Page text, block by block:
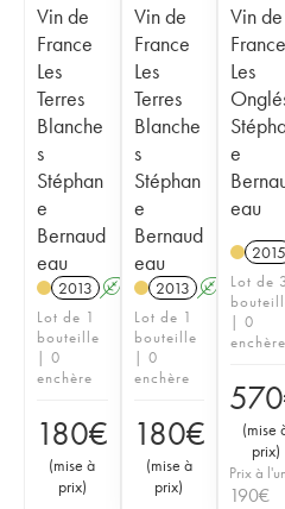
Vin de
France
Les
Terres
Blanche
s
Stéphan
e
Bernaud
eau
2013 A S
Lot de 1
bouteille
| 0
enchère
180€
(mise à
prix)
Vin de
France
Les
Terres
Blanche
s
Stéphan
e
Bernaud
eau
2013 A S
Lot de 1
bouteille
| 0
enchère
180€
(mise à
prix)
Vin de
France
Les
e
eau
2015
Lot de 3
| 0
enchère
570
(mise
prix)
Prix à
190€